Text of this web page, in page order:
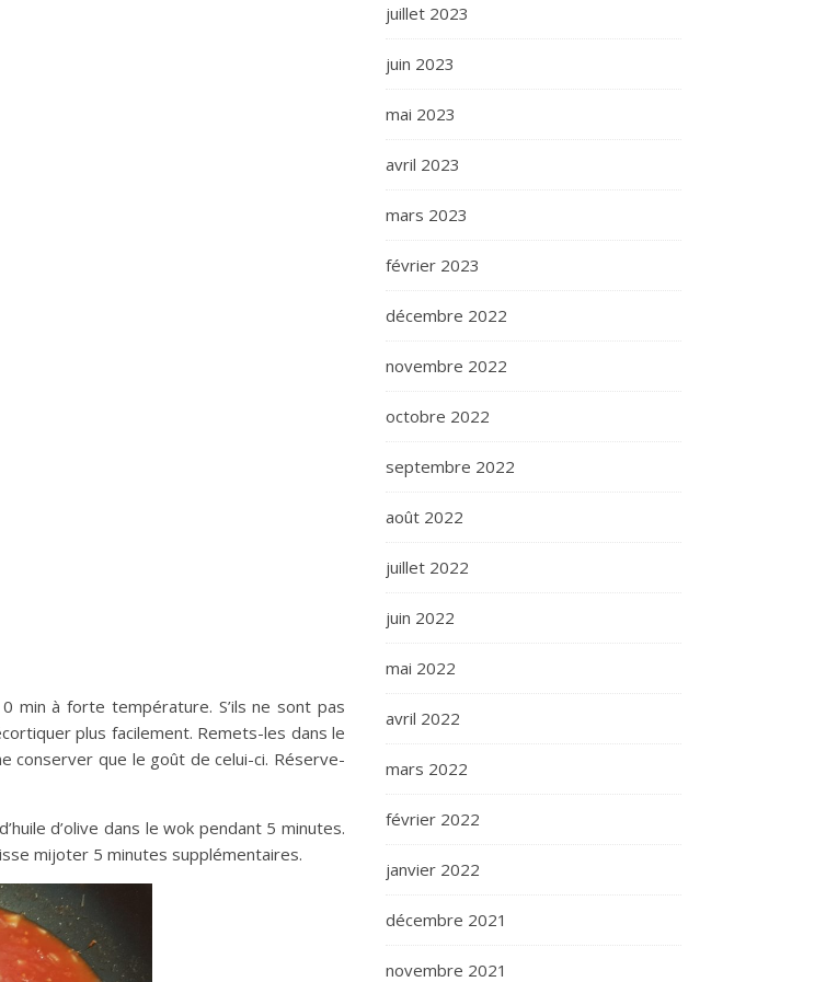
min à forte température. S’ils ne sont pas
plus facilement. Remets-les dans le
conserver que le goût de celui-ci. Réserve-
d’olive dans le wok pendant 5 minutes.
mijoter 5 minutes supplémentaires.
juillet 2023
juin 2023
mai 2023
avril 2023
mars 2023
février 2023
décembre 2022
novembre 2022
octobre 2022
septembre 2022
août 2022
juillet 2022
juin 2022
mai 2022
avril 2022
mars 2022
février 2022
janvier 2022
décembre 2021
novembre 2021